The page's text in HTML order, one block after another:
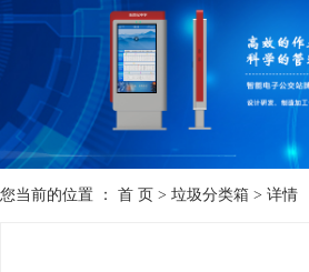
您当前的位置 ： 首 页 > 垃圾分类箱 > 详情